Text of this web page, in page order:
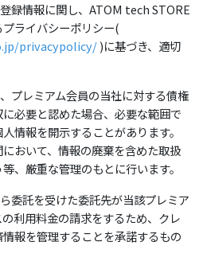
録情報に関し、ATOM tech STORE
ライバシーポリシー(
privacypolicy/)に基づき、適切
プレミアム会員の当社に対する債権
必要と認めた場合、必要な範囲で
情報を開示することがあります。
おいて、情報の廃棄を含めた取扱
、厳重な管理のもとに行います。
委託を受けた委託先が当該プレミア
利用料金の請求をするため、クレ
報を管理することを承諾するもの